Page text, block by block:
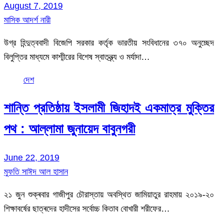
August 7, 2019
মাসিক আদর্শ নারী
উগ্র হিন্দুত্ববাদী বিজেপি সরকার কর্তৃক ভারতীয় সংবিধানের ৩৭০ অনুচ্ছেদ
বিলুপ্তির মাধ্যমে কাশ্মীরের বিশেষ স্বাতন্ত্র্য ও মর্যাদা…
দেশ
শান্তি প্রতিষ্ঠায় ইসলামী জিহাদই একমাত্র মুক্তির
পথ : আল্লামা জুনায়েদ বাবুনগরী
June 22, 2019
মুফতি সাঈদ আল হাসান
২১ জুন শুক্ৰবার গাজীপুর চৌরাস্তায় অবস্থিত জামিয়াতুর রাহমায় ২০১৯-২০
শিক্ষাবৰ্ষের ছাত্ৰদের হাদীসের সৰ্বোচ্চ কিতাব বোখারী শরীফের…